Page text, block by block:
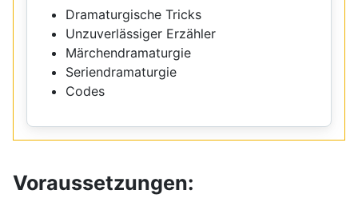
Dramaturgische Tricks
Unzuverlässiger Erzähler
Märchendramaturgie
Seriendramaturgie
Codes
Voraussetzungen: